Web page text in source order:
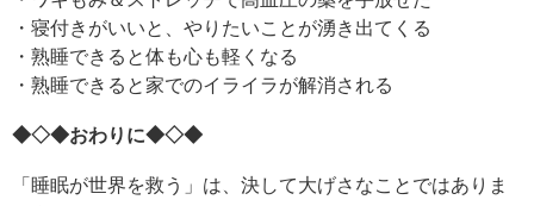
・寝付きがいいと、やりたいことが湧き出てくる
・熟睡できると体も心も軽くなる
・熟睡できると家でのイライラが解消される
◆◇◆おわりに◆◇◆
「睡眠が世界を救う」は、決して大げさなことではありま